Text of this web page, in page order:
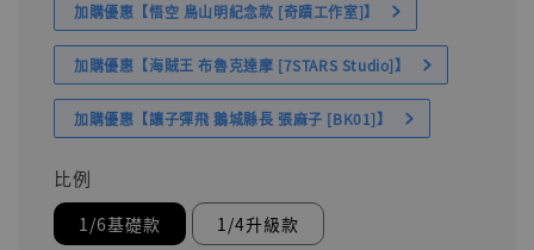
加購優惠【悟空 鳥山明紀念款 [奇蹟工作室]】
加購優惠【海賊王 布魯克達摩 [7STARS Studio]】
加購優惠【讓子彈飛 鵝城縣長 張麻子 [BK01]】
比例
1/6基礎款 1/4升級款